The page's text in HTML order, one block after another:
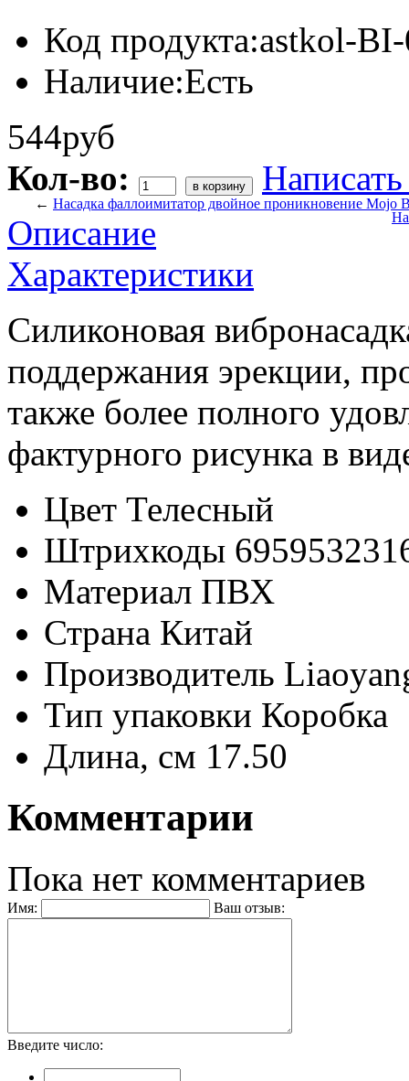
Код продукта:astkol-
Наличие:Есть
544руб
Кол-во:
← Насадка фаллоимитатор двойное проникновение Mojo
Описание
Характеристики
Силиконовая
поддержания эрекции,
также более полного
фактурного рисунка в
Цвет Телесный
Штрихкоды
Материал ПВХ
Страна Китай
Производитель
Тип упаковки Коробка
Длина, см 17.50
Комментарии
Пока нет комментариев
Имя: Ваш отзыв:
Введите число: